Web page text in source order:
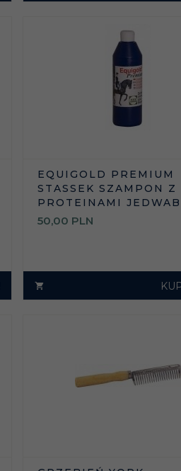
EQUIGOLD PREMIUM
STASSEK SZAMPON Z
PROTEINAMI
50,00 PLN